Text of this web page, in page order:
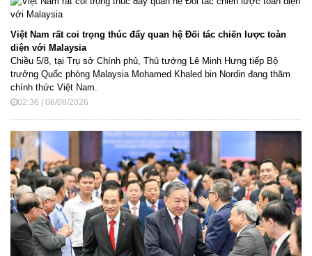
Việt Nam rất coi trọng thúc đẩy quan hệ Đối tác chiến lược toàn
diện với Malaysia
Chiều 5/8, tại Trụ sở Chính phủ, Thủ tướng Lê Minh Hưng tiếp Bộ
trưởng Quốc phòng Malaysia Mohamed Khaled bin Nordin đang thăm
chính thức Việt Nam.
02:36 | 06/08/2026